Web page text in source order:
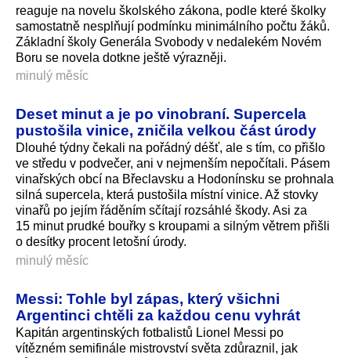
reaguje na novelu školského zákona, podle které školky
samostatně nesplňují podmínku minimálního počtu žáků.
Základní školy Generála Svobody v nedalekém Novém
Boru se novela dotkne ještě výrazněji.
minulý měsíc
Deset minut a je po vinobraní. Supercela
pustošila vinice, zničila velkou část úrody
Dlouhé týdny čekali na pořádný déšť, ale s tím, co přišlo
ve středu v podvečer, ani v nejmenším nepočítali. Pásem
vinařských obcí na Břeclavsku a Hodonínsku se prohnala
silná supercela, která pustošila místní vinice. Až stovky
vinařů po jejím řáděním sčítají rozsáhlé škody. Asi za
15 minut prudké bouřky s kroupami a silným větrem přišli
o desítky procent letošní úrody.
minulý měsíc
Messi: Tohle byl zápas, který všichni
Argentinci chtěli za každou cenu vyhrát
Kapitán argentinských fotbalistů Lionel Messi po
vítězném semifinále mistrovství světa zdůraznil, jak